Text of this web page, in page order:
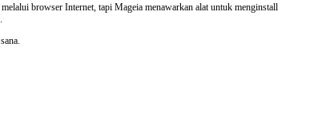
browser Internet, tapi Mageia menawarkan alat untuk menginstall